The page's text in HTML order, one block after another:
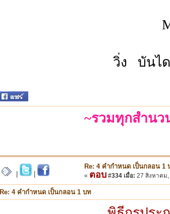
วิ่ง บันไ
~รวมทุกสำนว
Re: 4 คำกำหนด เป็นกลอน 1
« ตอบ #334 เมื่อ: 27 สิงหาคม,
Re: 4 คำกำหนด เป็นกลอน 1 บท